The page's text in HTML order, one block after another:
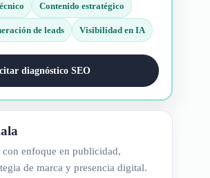
Contenido estratégico
de leads Visibilidad en IA
diagnóstico SEO
enfoque en publicidad,
de marca y presencia digital.